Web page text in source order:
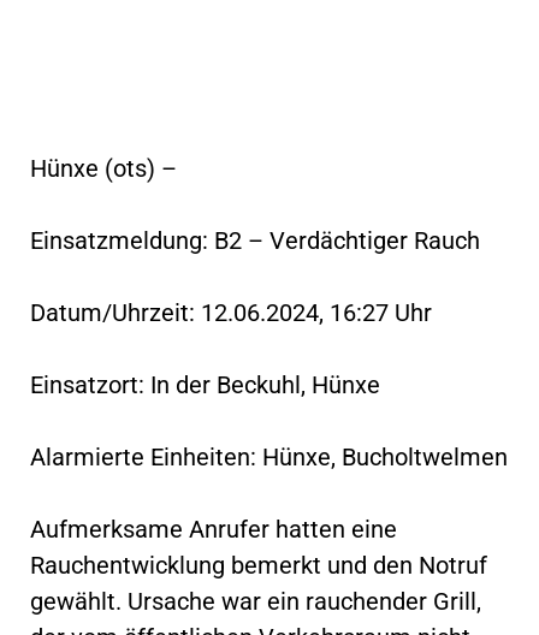
Hünxe (ots) –
Einsatzmeldung: B2 – Verdächtiger Rauch
Datum/Uhrzeit: 12.06.2024, 16:27 Uhr
Einsatzort: In der Beckuhl, Hünxe
Alarmierte Einheiten: Hünxe, Bucholtwelmen
Aufmerksame Anrufer hatten eine
Rauchentwicklung bemerkt und den Notruf
gewählt. Ursache war ein rauchender Grill,